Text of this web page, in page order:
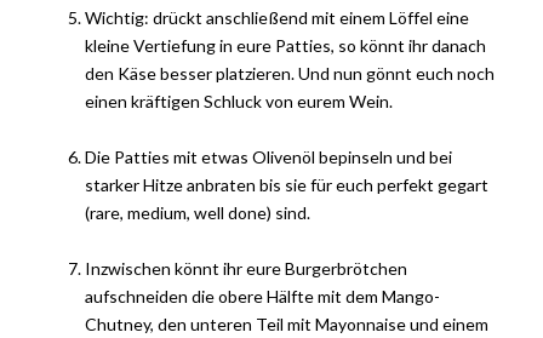
Wichtig: drückt anschließend mit einem Löffel eine
kleine Vertiefung in eure Patties, so könnt ihr danach
den Käse besser platzieren. Und nun gönnt euch noch
einen kräftigen Schluck von eurem Wein.
Die Patties mit etwas Olivenöl bepinseln und bei
starker Hitze anbraten bis sie für euch perfekt gegart
(rare, medium, well done) sind.
Inzwischen könnt ihr eure Burgerbrötchen
aufschneiden die obere Hälfte mit dem Mango-
Chutney, den unteren Teil mit Mayonnaise und einem